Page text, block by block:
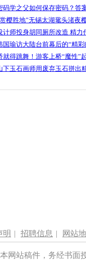
码学之父如何保存密码？答
樱胜地”无锡太湖鼋头渚夜
计师投身胡同厕所改造 精力
国瑜访大陆台前幕后的“精彩
就得跳舞！游客上桥“魔性”
下玉石画师用废弃玉石拼出
明 | 招聘信息 | 网站
网站稿件，务经书面